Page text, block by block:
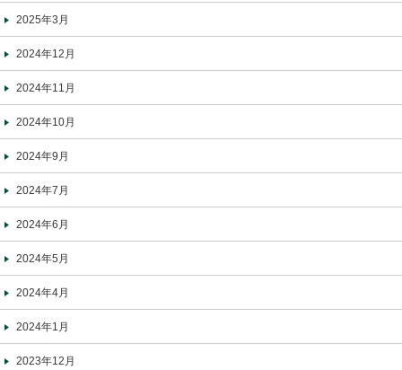
2025年3月
2024年12月
2024年11月
2024年10月
2024年9月
2024年7月
2024年6月
2024年5月
2024年4月
2024年1月
2023年12月